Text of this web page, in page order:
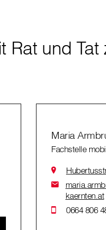
Rat und Tat
Maria
Fachstelle
kaernten.at
0664 806